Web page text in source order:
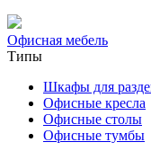
Офисная мебель
Типы
Шкафы для
Офисные кресла
Офисные столы
Офисные тумбы